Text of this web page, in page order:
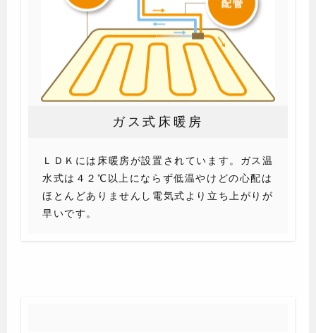
ガス式床暖房
ＬＤＫには床暖房が設置されています。ガス温
水式は４２℃以上にならず低温やけどの心配は
ほとんどありませんし電気式より立ち上がりが
早いです。